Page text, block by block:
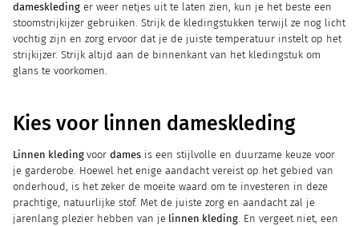
dameskleding er weer netjes uit te laten zien, kun je het beste een
stoomstrijkijzer gebruiken. Strijk de kledingstukken terwijl ze nog licht
vochtig zijn en zorg ervoor dat je de juiste temperatuur instelt op het
strijkijzer. Strijk altijd aan de binnenkant van het kledingstuk om
glans te voorkomen.
Kies voor linnen dameskleding
Linnen kleding voor dames is een stijlvolle en duurzame keuze voor
je garderobe. Hoewel het enige aandacht vereist op het gebied van
onderhoud, is het zeker de moeite waard om te investeren in deze
prachtige, natuurlijke stof. Met de juiste zorg en aandacht zal je
jarenlang plezier hebben van je linnen kleding. En vergeet niet, een